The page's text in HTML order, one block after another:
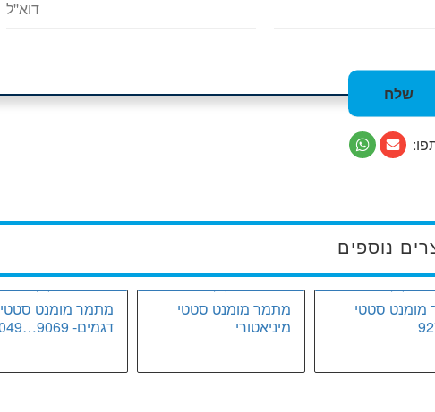
נוספים
מתמר מומנט סטטי
דגמים- 9069…9049
מתמר מומנט סטטי
מיניאטורי
סטטי